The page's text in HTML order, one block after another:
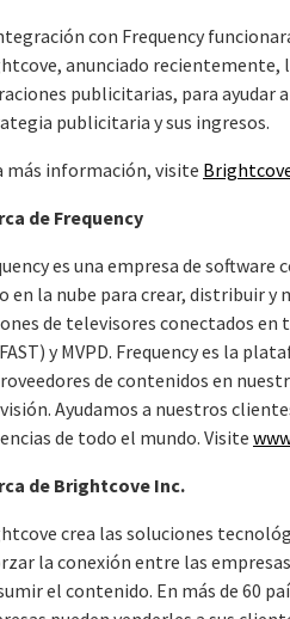
con Frequency
anunciado
publicitarias, para ayudar
publicitaria y sus ingresos.
más información, visite
de Frequency
es una empresa de software
en la nube para crear, distribuir y
de televisores conectados en
y MVPD. Frequency es la
de contenidos en
Ayudamos a nuestros
de todo el mundo. Visite
de Brightcove Inc.
crea las soluciones
la conexión entre las
el contenido. En más de 60